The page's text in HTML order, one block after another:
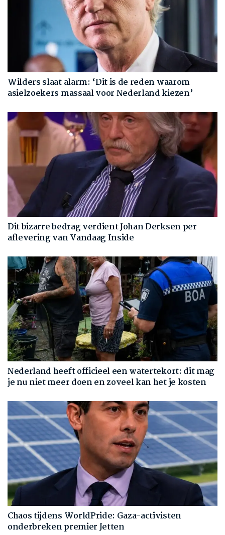
Wilders slaat alarm: ‘Dit is de reden waarom
asielzoekers massaal voor Nederland kiezen’
Dit bizarre bedrag verdient Johan Derksen per
aflevering van Vandaag Inside
Nederland heeft officieel een watertekort: dit mag
je nu niet meer doen en zoveel kan het je kosten
Chaos tijdens WorldPride: Gaza-activisten
onderbreken premier Jetten